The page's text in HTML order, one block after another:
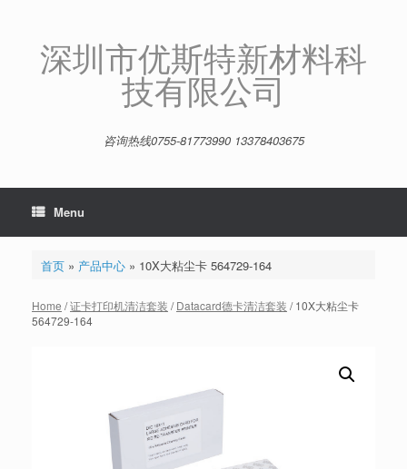
深圳市优斯特新材料科
技有限公司
咨询热线0755-81773990 13378403675
Menu
首页» 产品中心» 10X大粘尘卡 564729-164
Home /证卡打印机清洁套装 /Datacard德卡清洁套装 / 10X大粘尘卡
564729-164